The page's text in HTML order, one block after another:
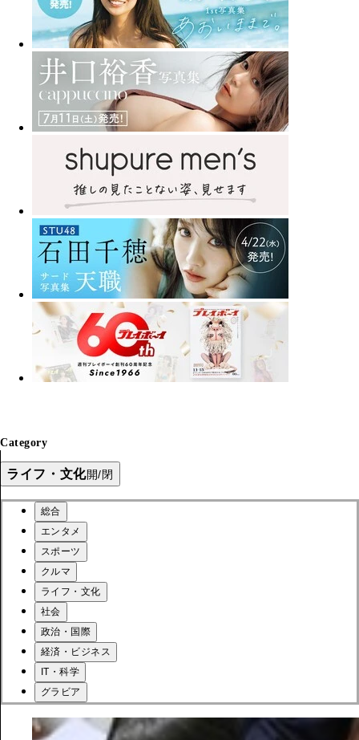
Category
ライフ・文化開/閉
総合
エンタメ
スポーツ
クルマ
ライフ・文化
社会
政治・国際
経済・ビジネス
IT・科学
グラビア